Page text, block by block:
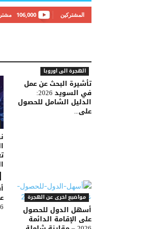
106,000 المشتركين
الهجرة الى اوروبا
تأشيرة البحث عن عمل
في السويد 2026:
الدليل الشامل للحصول
على...
مواضيع اخرى عن الهجرة
أسهل الدول للحصول
على الإقامة الدائمة